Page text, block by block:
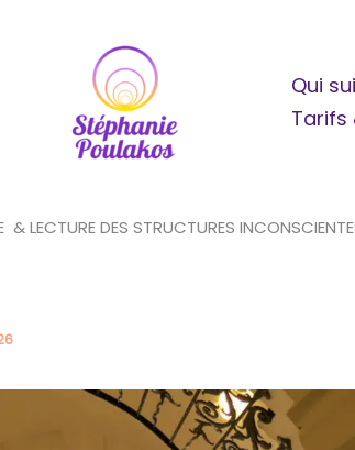
Qui
Tarifs
& LECTURE DES STRUCTURES